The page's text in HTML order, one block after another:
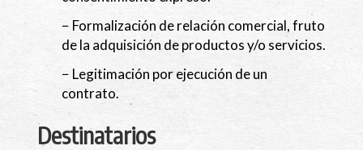
− Formalización de relación comercial, fruto
de la adquisición de productos y/o servicios.
− Legitimación por ejecución de un
contrato.
Destinatarios